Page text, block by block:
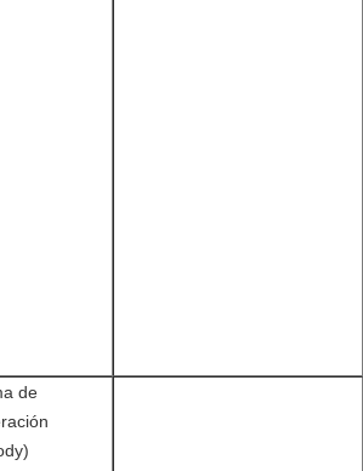
de